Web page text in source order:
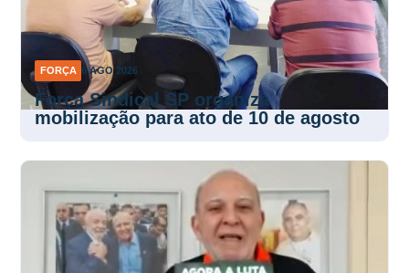
FORÇA 6 AGO 2026
Força Sindical SP organiza
mobilização para ato de 10 de agosto